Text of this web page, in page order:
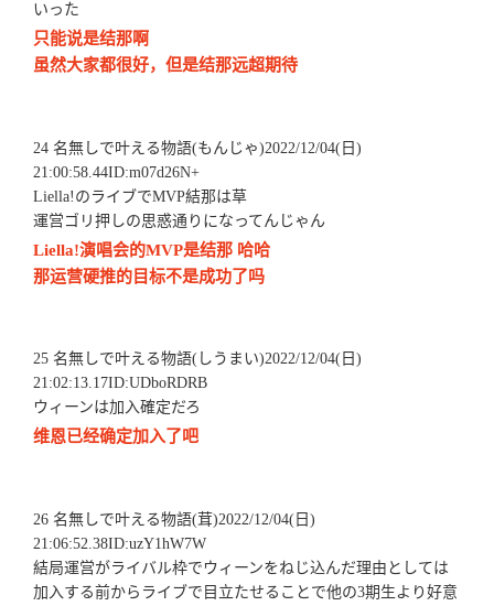
いった
只能说是结那啊
虽然大家都很好，但是结那远超期待
24 名無しで叶える物語(もんじゃ)2022/12/04(日)
21:00:58.44ID:m07d26N+
Liella!のライブでMVP結那は草
運営ゴリ押しの思惑通りになってんじゃん
Liella!演唱会的MVP是结那 哈哈
那运营硬推的目标不是成功了吗
25 名無しで叶える物語(しうまい)2022/12/04(日)
21:02:13.17ID:UDboRDRB
ウィーンは加入確定だろ
维恩已经确定加入了吧
26 名無しで叶える物語(茸)2022/12/04(日)
21:06:52.38ID:uzY1hW7W
結局運営がライバル枠でウィーンをねじ込んだ理由としては
加入する前からライブで目立たせることで他の3期生より好意